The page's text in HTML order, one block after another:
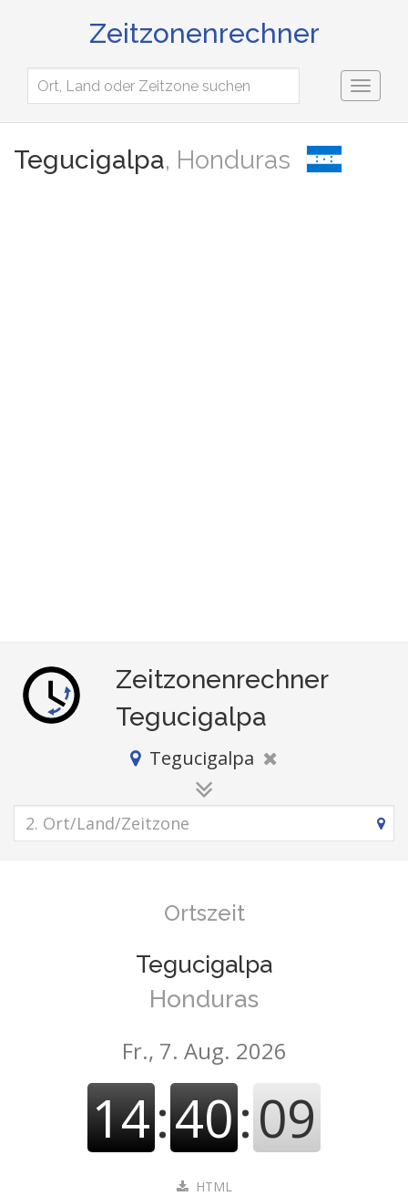
Zeitzonenrechner
Toggle
Tegucigalpa, Honduras
Zeitzonenrechner
Tegucigalpa
Tegucigalpa
Ortszeit
Tegucigalpa
Honduras
Fr., 7. Aug. 2026
14:40:09
HTML